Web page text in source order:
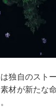
独自のスト
材が新たな